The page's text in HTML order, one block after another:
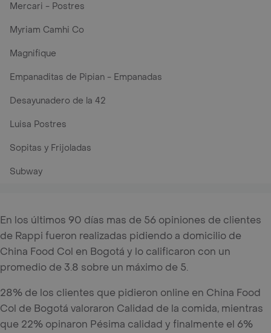
Mercari - Postres
Myriam Camhi Co
Magnifique
Empanaditas de Pipian - Empanadas
Desayunadero de la 42
Luisa Postres
Sopitas y Frijoladas
Subway
En los últimos 90 días mas de 56 opiniones de clientes
de Rappi fueron realizadas pidiendo a domicilio de
China Food Col en Bogotá y lo calificaron con un
promedio de 3.8 sobre un máximo de 5.
28% de los clientes que pidieron online en China Food
Col de Bogotá valoraron Calidad de la comida, mientras
que 22% opinaron Pésima calidad y finalmente el 6%